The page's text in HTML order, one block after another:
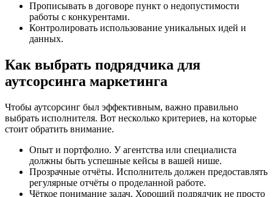
Прописывать в договоре пункт о недопустимости
работы с конкурентами.
Контролировать использование уникальных идей и
данных.
Как выбрать подрядчика для
аутсорсинга маркетинга
Чтобы аутсорсинг был эффективным, важно правильно
выбрать исполнителя. Вот несколько критериев, на которые
стоит обратить внимание.
Опыт и портфолио. У агентства или специалиста
должны быть успешные кейсы в вашей нише.
Прозрачные отчёты. Исполнитель должен предоставлять
регулярные отчёты о проделанной работе.
Чёткое понимание задач. Хороший подрядчик не просто